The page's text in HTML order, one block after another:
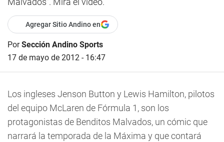
Agregar Sitio Andino en
PorSección Andino Sports
17 de mayo de 2012 - 16:47
Los ingleses Jenson Button y Lewis Hamilton, pilotos
del equipo McLaren de Fórmula 1, son los
protagonistas de Benditos Malvados, un cómic que
narrará la temporada de la Máxima y que contará